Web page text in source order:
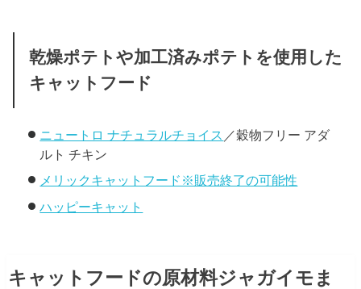
乾燥ポテトや加工済みポテトを使用した
キャットフード
ニュートロ ナチュラルチョイス ／穀物フリー アダ
ルト チキン
メリックキャットフード※販売終了の可能性
ハッピーキャット
キャットフードの原材料ジャガイモま